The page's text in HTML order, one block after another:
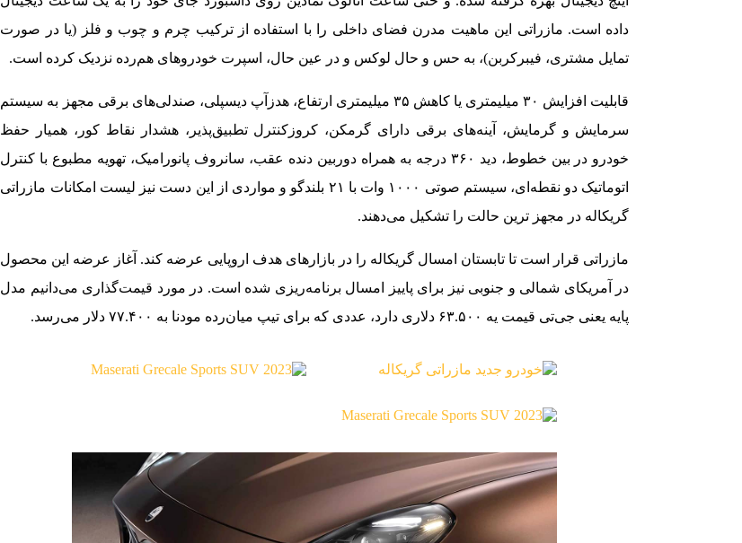
داده است. مازراتی این ماهیت مدرن فضای داخلی را با استفاده از ترکیب چرم و چوب و فلز (یا در صورت
تمایل مشتری، فیبرکربن)، به حس و حال لوکس و در عین حال، اسپرت خودروهای ‌هم‌رده نزدیک کرده است.
قابلیت افزایش ۳۰ میلیمتری یا کاهش ۳۵ میلیمتری ارتفاع، هدزآپ دیسپلی، صندلی‌های برقی مجهز به سیستم
سرمایش و گرمایش، آینه‌های برقی دارای گرمکن، کروزکنترل تطبیق‌پذیر، هشدار نقاط کور، همیار حفظ
خودرو در بین خطوط، دید ۳۶۰ درجه به همراه دوربین دنده عقب، سانروف پانورامیک، تهویه مطبوع با کنترل
اتوماتیک دو نقطه‌ای، سیستم صوتی ۱۰۰۰ وات با ۲۱ بلندگو و مواردی از این دست نیز لیست امکانات مازراتی
گریکاله در مجهز ترین حالت را تشکیل می‌دهند.
مازراتی قرار است تا تابستان امسال گریکاله را در بازارهای هدف اروپایی عرضه کند. آغاز عرضه این محصول
در آمریکای شمالی و جنوبی نیز برای پاییز امسال برنامه‌ریزی شده است. در مورد قیمت‌گذاری می‌دانیم مدل
پایه یعنی جی‌تی قیمت یه ۶۳.۵۰۰ دلاری دارد، عددی که برای تیپ میان‌رده مودنا به ۷۷.۴۰۰ دلار می‌رسد.